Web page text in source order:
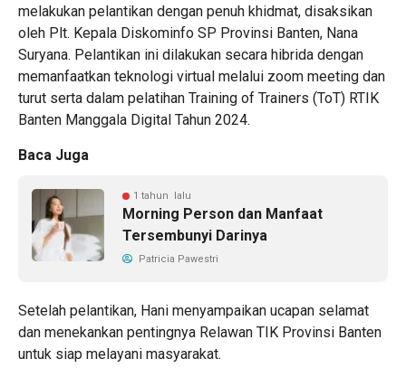
melakukan pelantikan dengan penuh khidmat, disaksikan
oleh Plt. Kepala Diskominfo SP Provinsi Banten, Nana
Suryana. Pelantikan ini dilakukan secara hibrida dengan
memanfaatkan teknologi virtual melalui zoom meeting dan
turut serta dalam pelatihan Training of Trainers (ToT) RTIK
Banten Manggala Digital Tahun 2024.
Baca Juga
1 tahun lalu
Morning Person dan Manfaat
Tersembunyi Darinya
Patricia Pawestri
Setelah pelantikan, Hani menyampaikan ucapan selamat
dan menekankan pentingnya Relawan TIK Provinsi Banten
untuk siap melayani masyarakat.